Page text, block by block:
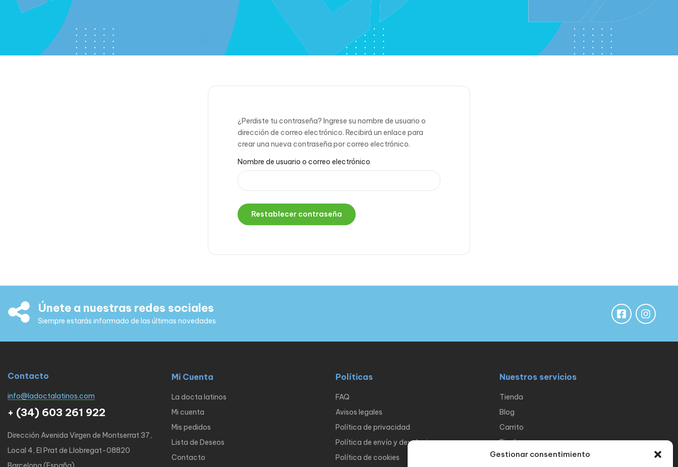
Gestionar consentimiento
¿Perdiste tu contraseña? Ingrese su nombre de usuario o
dirección de correo electrónico. Recibirá un enlace para
crear una nueva contraseña por correo electrónico.
Nombre de usuario o correo electrónico
Restablecer contraseña
Únete a nuestras redes sociales
Siempre estarás informado de las últimas novedades
Contacto
info@ladoctalatinos.com
+ (34) 603 261 922
Dirección Avenida Virgen de Montserrat 37,
Local 4, El Prat de Llobregat-08820
Mi Cuenta
La docta latinos
Mi cuenta
Mis pedidos
Lista de Deseos
Contacto
Políticas
FAQ
Avisos legales
Política de privacidad
Política de envío y devoluciones
Política de cookies
Nuestros servicios
Tienda
Blog
Carrito
Finalizar compra
Seguimiento de pedido